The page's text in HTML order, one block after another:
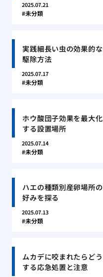
2025.07.21
未分類
実践細長い虫の効果的な
駆除方法
2025.07.17
未分類
ホウ酸団子効果を最大化
する設置場所
2025.07.14
未分類
ハエの種類別産卵場所の
好みを探る
2025.07.13
未分類
ムカデに咬まれたらどう
する応急処置と注意